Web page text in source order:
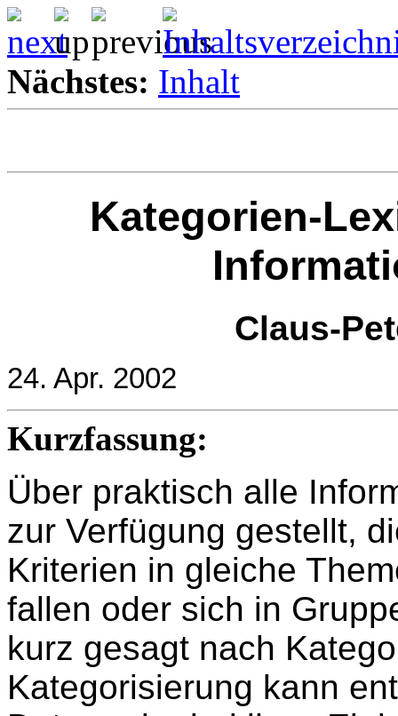
Nächstes: Inhalt
Kategorien-
Claus-
24. Apr. 2002
Kurzfassung:
Über praktisch alle
zur Verfügung gestellt,
Kriterien in gleiche
fallen oder sich in
kurz gesagt nach
Kategorisierung kann